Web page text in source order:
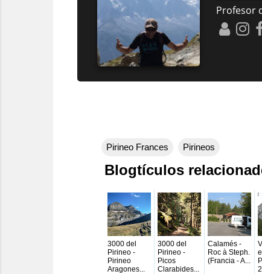
Profesor
Pirineo Frances Pirineos
Blogtículos
3000 del
Pirineo -
Pirineo
Aragones...
3000 del
Pirineo -
Picos
Clarabides...
Calamés -
Roc à Steph.
(Francia - A...